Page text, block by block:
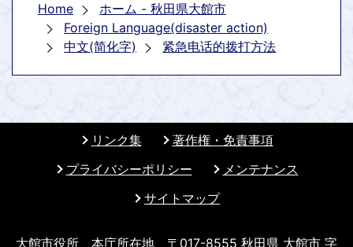
Home
ホーム - 秋田県大館市
Foreign Language(disaster action)
中文(简化字)
紧急电话的拨打方法
リンク集
著作権・免責事項
プライバシーポリシー
メンテナンス
サイトマップ
大館市役所 本庁所在地 〒017-8555 秋田県 大館市 字